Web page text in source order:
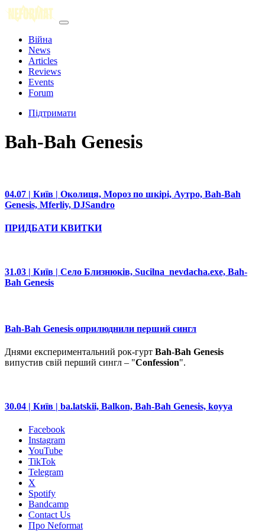
Війна
News
Articles
Reviews
Events
Forum
Підтримати
Bah-Bah Genesis
04.07 | Київ | Околиця, Мороз по шкірі, Аутро, Bah-Bah
Genesis, Mferliy, DJSandro
ПРИДБАТИ КВИТКИ
31.03 | Київ | Село Близнюків, Sucilna_nevdacha.exe, Bah-
Bah Genesis
Bah-Bah Genesis оприлюднили перший сингл
Днями експериментальний рок-гурт Bah-Bah Genesis
випустив свій перший сингл – "Confession".
30.04 | Київ | ba.latskii, Balkon, Bah-Bah Genesis, koyya
Facebook
Instagram
YouTube
TikTok
Telegram
X
Spotify
Bandcamp
Contact Us
Про Neformat